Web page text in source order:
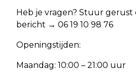
Heb je vragen? Stuur gerust
bericht → 06 19 10 98 76
Openingstijden:
Maandag: 10:00 – 21:00 uur